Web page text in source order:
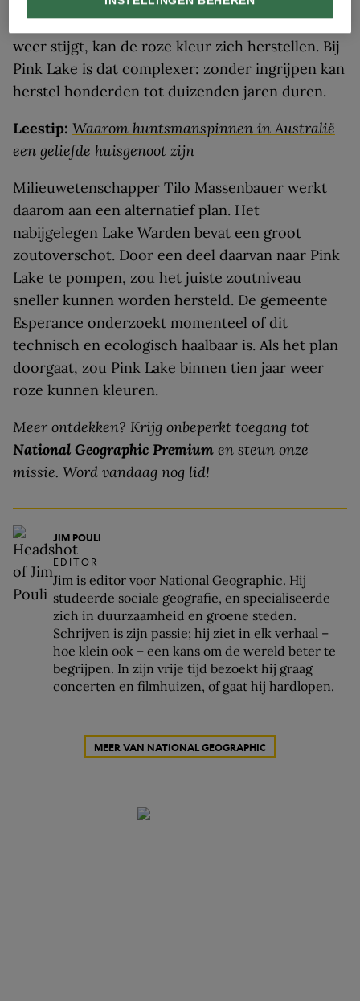
het zoutgehalte door natuurlijke verdamping
weer stijgt, kan de roze kleur zich herstellen. Bij
Pink Lake is dat complexer: zonder ingrijpen kan
herstel honderden tot duizenden jaren duren.
Leestip: Waarom huntsmanspinnen in Australië
een geliefde huisgenoot zijn
Milieuwetenschapper Tilo Massenbauer werkt
daarom aan een alternatief plan. Het
nabijgelegen Lake Warden bevat een groot
zoutoverschot. Door een deel daarvan naar Pink
Lake te pompen, zou het juiste zoutniveau
sneller kunnen worden hersteld. De gemeente
Esperance onderzoekt momenteel of dit
technisch en ecologisch haalbaar is. Als het plan
doorgaat, zou Pink Lake binnen tien jaar weer
roze kunnen kleuren.
Meer ontdekken? Krijg onbeperkt toegang tot
National Geographic Premium en steun onze
missie. Word vandaag nog lid!
JIM POULI
EDITOR
Jim is editor voor National Geographic. Hij
studeerde sociale geografie, en specialiseerde
zich in duurzaamheid en groene steden.
Schrijven is zijn passie; hij ziet in elk verhaal –
hoe klein ook – een kans om de wereld beter te
begrijpen. In zijn vrije tijd bezoekt hij graag
concerten en filmhuizen, of gaat hij hardlopen.
MEER VAN NATIONAL GEOGRAPHIC